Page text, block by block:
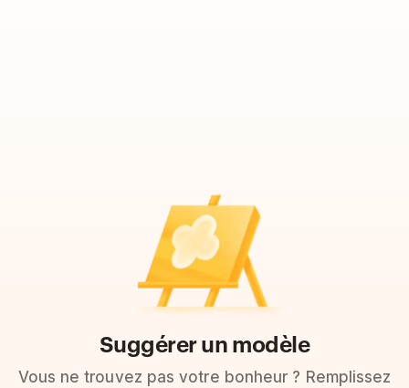
Suggérer un modèle
Vous ne trouvez pas votre bonheur ? Remplissez